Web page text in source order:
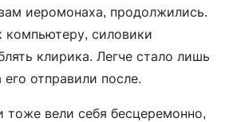
иеромонаха, продолжились.
компьютеру, силовики
клирика. Легче стало лишь
его отправили после.
тоже вели себя бесцеремонно,